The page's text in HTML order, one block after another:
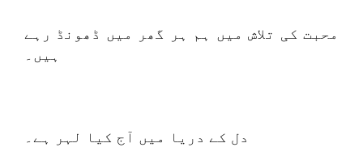
محبت کی تلاش میں ہم ہر گھر میں ڈھونڈ رہے
ہیں۔
دل کے دریا میں آج کیا لہر ہے۔